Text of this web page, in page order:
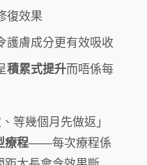
復效果
護膚成分更有效吸收
積累式提升而唔係每
等幾個月先做返」
療程——每次療程係